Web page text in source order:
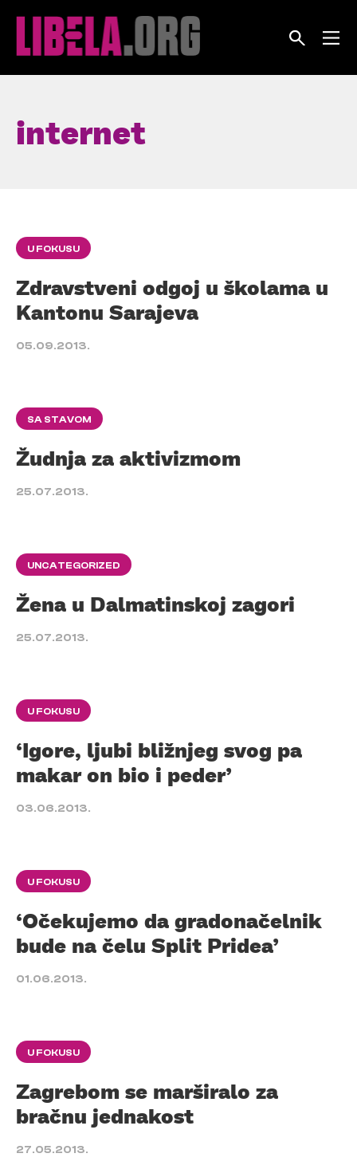
internet
U FOKUSU
Zdravstveni odgoj u školama u
Kantonu Sarajeva
05.09.2013.
SA STAVOM
Žudnja za aktivizmom
25.07.2013.
UNCATEGORIZED
Žena u Dalmatinskoj zagori
25.07.2013.
U FOKUSU
‘Igore, ljubi bližnjeg svog pa
makar on bio i peder’
03.06.2013.
U FOKUSU
‘Očekujemo da gradonačelnik
bude na čelu Split Pridea’
01.06.2013.
U FOKUSU
Zagrebom se marširalo za
bračnu jednakost
27.05.2013.